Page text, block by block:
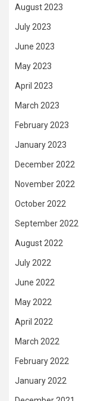
August 2023
July 2023
June 2023
May 2023
April 2023
March 2023
February 2023
January 2023
December 2022
November 2022
October 2022
September 2022
August 2022
July 2022
June 2022
May 2022
April 2022
March 2022
February 2022
January 2022